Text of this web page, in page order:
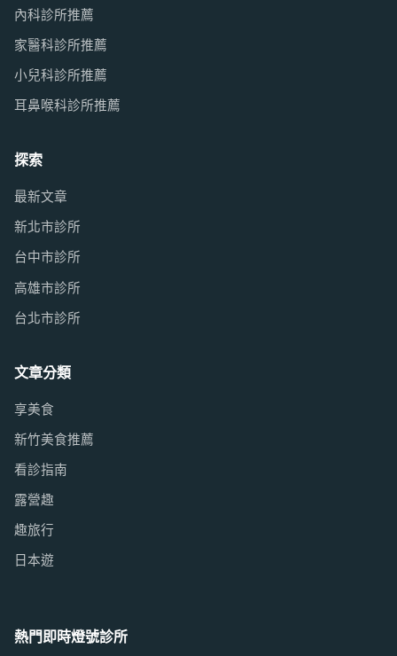
內科診所推薦
家醫科診所推薦
小兒科診所推薦
耳鼻喉科診所推薦
探索
最新文章
新北市診所
台中市診所
高雄市診所
台北市診所
文章分類
享美食
新竹美食推薦
看診指南
露營趣
趣旅行
日本遊
熱門即時燈號診所